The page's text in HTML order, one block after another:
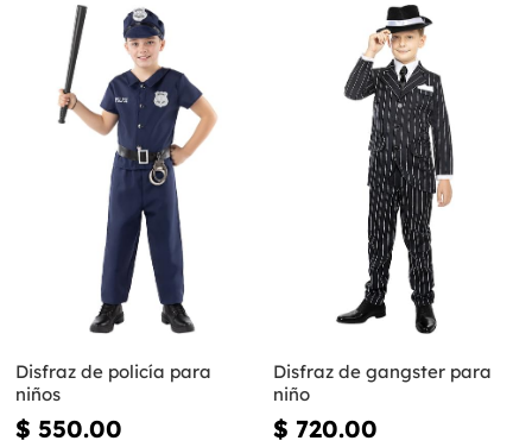
Disfraz de policía para
niños
$ 550.00
Disfraz de gangster para
niño
$ 720.00